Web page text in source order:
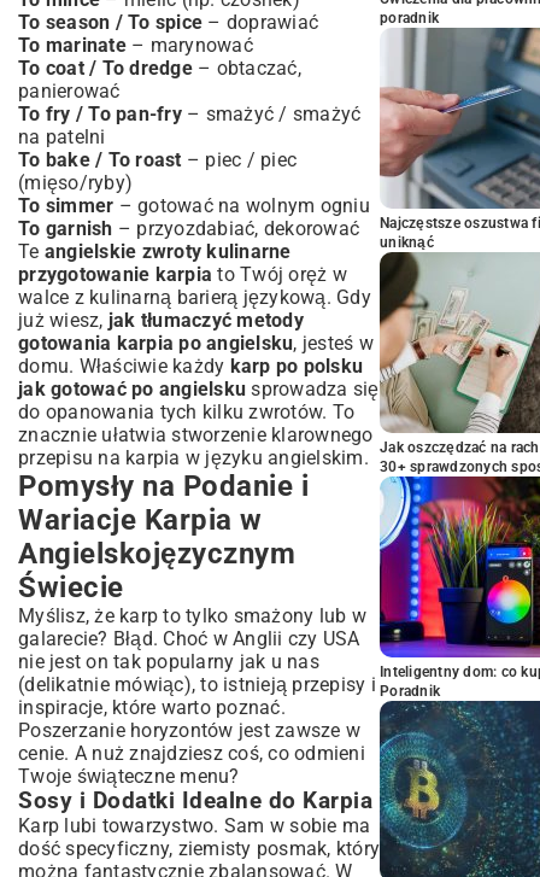
To season / To spice – doprawiać
To marinate– marynować
To coat / To dredge– obtaczać,
panierować
To fry / To pan-fry– smażyć / smażyć
na patelni
To bake / To roast – piec / piec
(mięso/ryby)
To simmer – gotować na wolnym ogniu
To garnish – przyozdabiać, dekorować
Te angielskie zwroty kulinarne
przygotowanie karpia to Twój oręż w
walce z kulinarną barierą językową. Gdy
już wiesz, jak tłumaczyć metody
gotowania karpia po angielsku, jesteś w
domu. Właściwie każdy karp po polsku
jak gotować po angielsku sprowadza się
do opanowania tych kilku zwrotów. To
znacznie ułatwia stworzenie klarownego
przepisu na karpia w języku angielskim.
Pomysły na Podanie i
Wariacje Karpia w
Angielskojęzycznym
Świecie
Myślisz, że karp to tylko smażony lub w
galarecie? Błąd. Choć w Anglii czy USA
nie jest on tak popularny jak u nas
(delikatnie mówiąc), to istnieją przepisy i
inspiracje, które warto poznać.
Poszerzanie horyzontów jest zawsze w
cenie. A nuż znajdziesz coś, co odmieni
Twoje świąteczne menu?
Sosy i Dodatki Idealne do Karpia
Karp lubi towarzystwo. Sam w sobie ma
dość specyficzny, ziemisty posmak, który
można fantastycznie zbalansować. W
poradnik
Najczęstsze oszustwa
uniknąć
Jak oszczędzać na
30+ sprawdzonych
Inteligentny dom: co
Poradnik